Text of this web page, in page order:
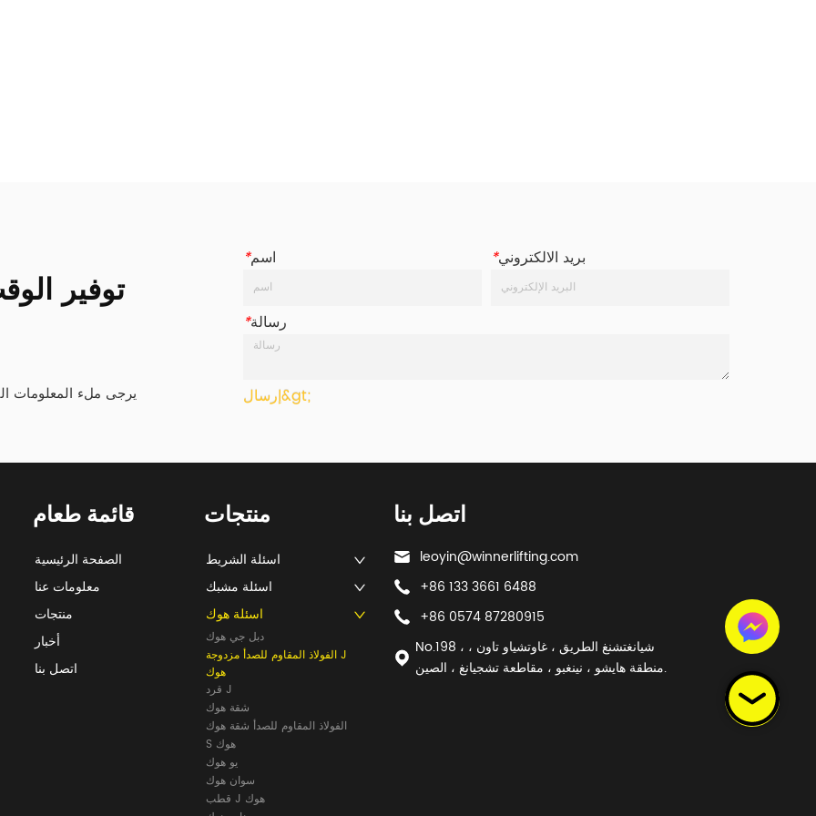
توفير
يرجى ملء المعلومات
*اسم *بريد الالكتروني
*رسالة
إرسال&gt;
قائمة طعام
الصفحة الرئيسية
معلومات عنا
منتجات
أخبار
اتصل بنا
منتجات
اسئلة الشريط
اسئلة مشبك
اسئلة هوك
الفولاذ المقاوم للصدأ مزدوجة J
هوك
قرد J
شقة هوك
الفولاذ المقاوم للصدأ شقة هوك
S هوك
يو هوك
سوان هوك
قطب J هوك
اتصل بنا
leoyin@winnerlifting.com
+86 133 3661 6488
+86 0574 87280915
No.198 ، شيانغتشنغ الطريق ، غاوتشياو تاون ،
منطقة هايشو ، نينغبو ، مقاطعة تشجيانغ ، الصين.